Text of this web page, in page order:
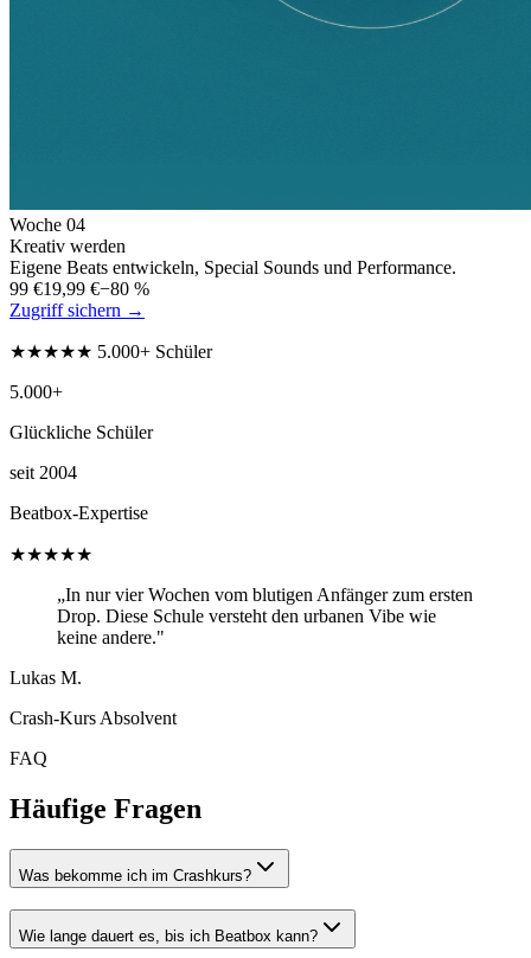
Woche 04
Kreativ werden
Eigene Beats entwickeln, Special Sounds und Performance.
99 €19,99 €−80 %
Zugriff sichern →
★★★★★ 5.000+ Schüler
5.000+
Glückliche Schüler
seit 2004
Beatbox-Expertise
★★★★★
„In nur vier Wochen vom blutigen Anfänger zum ersten
Drop. Diese Schule versteht den urbanen Vibe wie
keine andere."
Lukas M.
Crash-Kurs Absolvent
FAQ
Häufige Fragen
Was bekomme ich im Crashkurs?
Wie lange dauert es, bis ich Beatbox kann?